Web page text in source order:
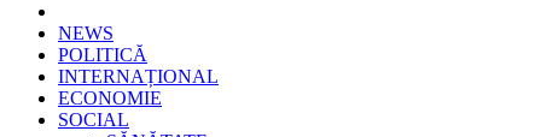
Epoca
Cele mai noi știri online din România
NEWS
POLITICĂ
INTERNAȚIONAL
ECONOMIE
SOCIAL